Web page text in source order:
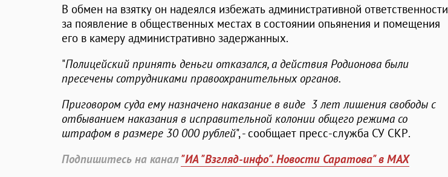
В обмен на взятку он надеялся избежать административной ответственности
за появление в общественных местах в состоянии опьянения и помещения
его в камеру административно задержанных.
"Полицейский принять деньги отказался, а действия Родионова были
пресечены сотрудниками правоохранительных органов.
Приговором суда ему назначено наказание в виде 3 лет лишения свободы с
отбыванием наказания в исправительной колонии общего режима со
штрафом в размере 30 000 рублей", - сообщает пресс-служба СУ СКР.
Подпишитесь на канал"ИА "Взгляд-инфо". Новости Саратова" в MAX